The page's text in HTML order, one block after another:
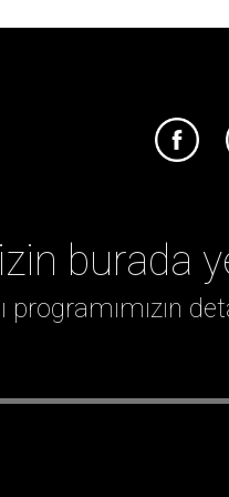
burada
programımızın